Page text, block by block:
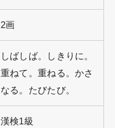
2画
しばしば。しきりに。
重ねて。重ねる。かさ
なる。たびたび。
漢検1級